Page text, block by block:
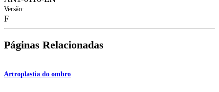
Versão:
F
Páginas Relacionadas
Artroplastia do ombro